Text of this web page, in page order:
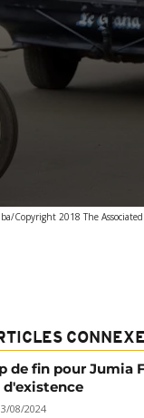
Copyright 2018 The
de fin pour Jumia
d'existence
08/2024